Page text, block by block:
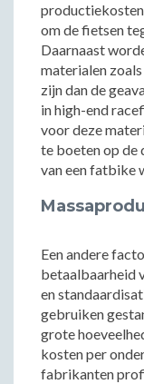
om de fietsen
Daarnaast
materialen
zijn dan de
in high-end
voor deze
te boeten op de
van een fatbike
Een andere
betaalbaarheid
en
gebruiken
grote
kosten per
fabrikanten